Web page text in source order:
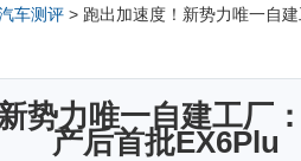
车测评 > 跑出加速度！新势力唯一自
势力唯一自建工厂
产后首批EX6Plu